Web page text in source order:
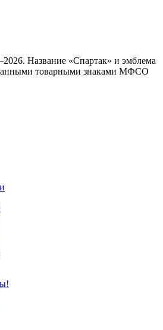
Название «Спартак» и эмблема
товарными знаками МФСО